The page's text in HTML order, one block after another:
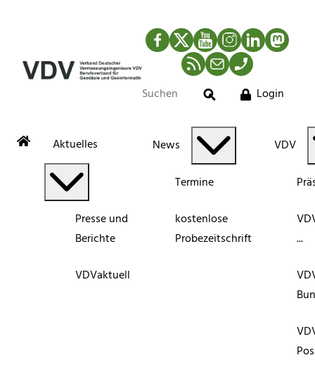
Facebook
TwitterYouTubeInstagram
LinkedIn
RSS-Newsfeed
MailTelefon
Suche
Login
Aktuelles
Presse und
Berichte
VDVaktuell
News
Termine
kostenlose
Probezeitschrift
VDV
...